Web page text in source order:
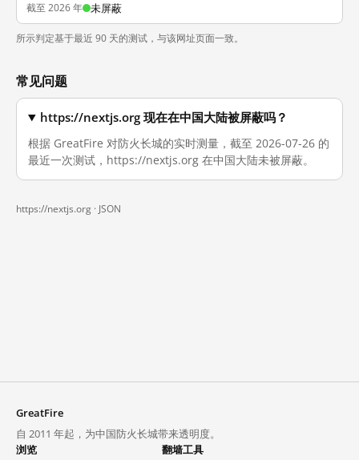
截至 2026 年 未屏蔽
所示判定基于最近 90 天的测试，与该网址页面一致。
常见问题
https://nextjs.org 现在在中国大陆被屏蔽吗？
根据 GreatFire 对防火长城的实时测量，截至 2026-07-26 的
最近一次测试，https://nextjs.org 在中国大陆未被屏蔽。
https://nextjs.org · JSON
GreatFire
自 2011 年起，为中国防火长城带来透明度。
浏览
翻墙工具